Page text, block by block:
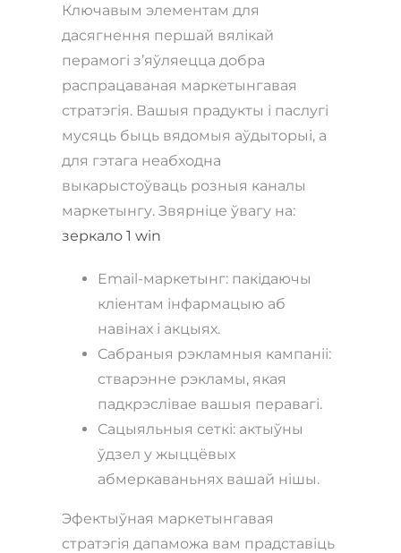
Ключавым элементам для
дасягнення першай вялікай
перамогі з’яўляецца добра
распрацаваная маркетынгавая
стратэгія. Вашыя прадукты і паслугі
мусяць быць вядомыя аўдыторыі, а
для гэтага неабходна
выкарыстоўваць розныя каналы
маркетынгу. Звярніце ўвагу на:
зеркало 1 win
Email-маркетынг: пакідаючы
кліентам інфармацыю аб
навінах і акцыях.
Сабраныя рэкламныя кампаніі:
стварэнне рэкламы, якая
падкрэслівае вашыя перавагі.
Сацыяльныя сеткі: актыўны
ўдзел у жыццёвых
абмеркаваньнях вашай нішы.
Эфектыўная маркетынгавая
стратэгія дапаможа вам прадставіць